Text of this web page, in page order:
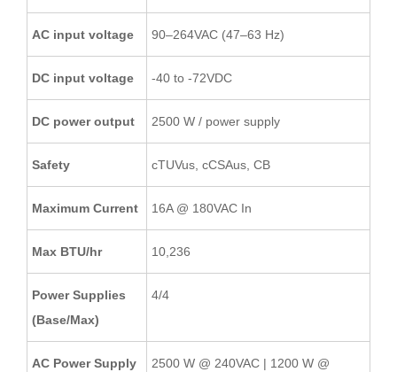
AC input voltage 90–264VAC (47–63 Hz)
DC input voltage -40 to -72VDC
DC power output 2500 W / power supply
Safety cTUVus, cCSAus, CB
Maximum Current 16A @ 180VAC In
Max BTU/hr 10,236
Power Supplies
(Base/Max)
4/4
AC Power Supply
2500 W @ 240VAC | 1200 W @